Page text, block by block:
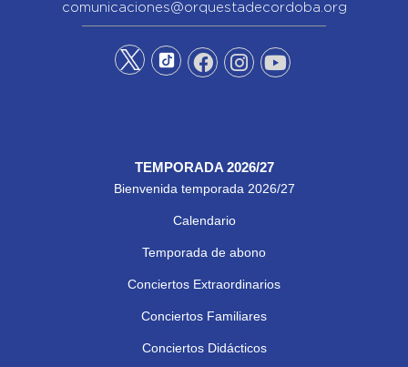
comunicaciones@orquestadecordoba.org
TEMPORADA 2026/27
Bienvenida temporada 2026/27
Calendario
Temporada de abono
Conciertos Extraordinarios
Conciertos Familiares
Conciertos Didácticos